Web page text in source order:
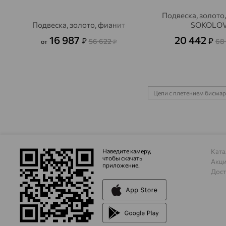
Подвеска, золото, фианит
от 16 987 ₽ 56 622₽
Подвеска,
20 442 ₽ 68
Цепи с плетением
Наведите камеру,
чтобы скачать
приложение.